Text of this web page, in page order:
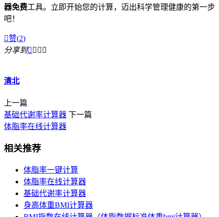
器免费工具。立即开始您的计算，迈出科学管理健康的第一步
吧！
赞(2)
分享到   
清北
上一篇
基础代谢率计算器 下一篇
体脂率在线计算器
相关推荐
体脂率一键计算
体脂率在线计算器
基础代谢率计算器
身高体重BMI计算器